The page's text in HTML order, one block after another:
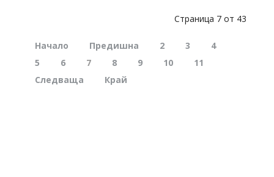
Страница 7 от 43
Начало Предишна 2 3
4
5
6 7 8 9 10
11
Следваща
Край